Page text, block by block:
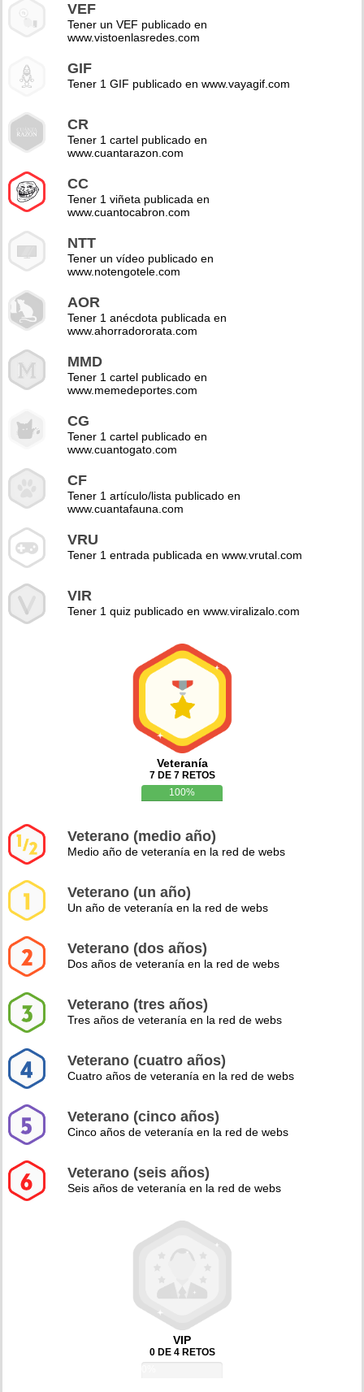
VEF
Tener un VEF publicado en
www.vistoenlasredes.com
GIF
Tener 1 GIF publicado en www.vayagif.com
CR
Tener 1 cartel publicado en
www.cuantarazon.com
CC
Tener 1 viñeta publicada en
www.cuantocabron.com
NTT
Tener un vídeo publicado en
www.notengotele.com
AOR
Tener 1 anécdota publicada en
www.ahorradororata.com
MMD
Tener 1 cartel publicado en
www.memedeportes.com
CG
Tener 1 cartel publicado en
www.cuantogato.com
CF
Tener 1 artículo/lista publicado en
www.cuantafauna.com
VRU
Tener 1 entrada publicada en www.vrutal.com
VIR
Tener 1 quiz publicado en www.viralizalo.com
Veteranía
7 DE 7 RETOS
100%
Veterano (medio año)
Medio año de veteranía en la red de webs
Veterano (un año)
Un año de veteranía en la red de webs
Veterano (dos años)
Dos años de veteranía en la red de webs
Veterano (tres años)
Tres años de veteranía en la red de webs
Veterano (cuatro años)
Cuatro años de veteranía en la red de webs
Veterano (cinco años)
Cinco años de veteranía en la red de webs
Veterano (seis años)
Seis años de veteranía en la red de webs
VIP
0 DE 4 RETOS